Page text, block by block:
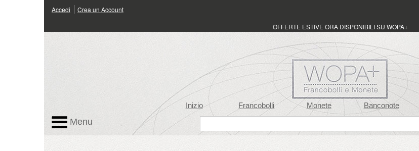
Accedi Crea un Account
OFFERTE ESTIVE ORA DISPONIBILI SU WOPA+
Inizio Francobolli Monete Banconote
Menu